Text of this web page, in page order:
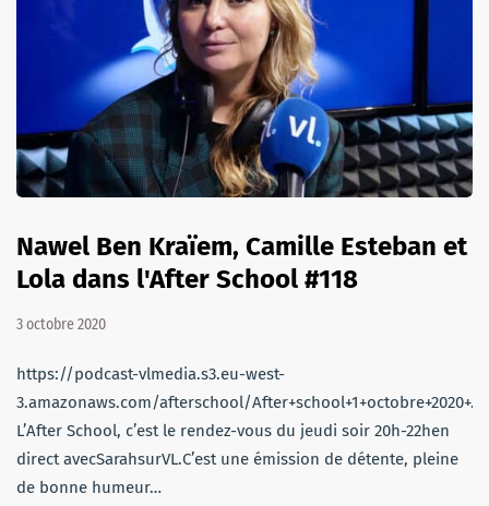
Nawel Ben Kraïem, Camille Esteban et
Lola dans l'After School #118
3 octobre 2020
https://podcast-vlmedia.s3.eu-west-
3.amazonaws.com/afterschool/
L’After School, c’est le rendez-vous du jeudi soir 20h-22hen
direct avecSarahsurVL.C’est une émission de détente, pleine
de bonne humeur…